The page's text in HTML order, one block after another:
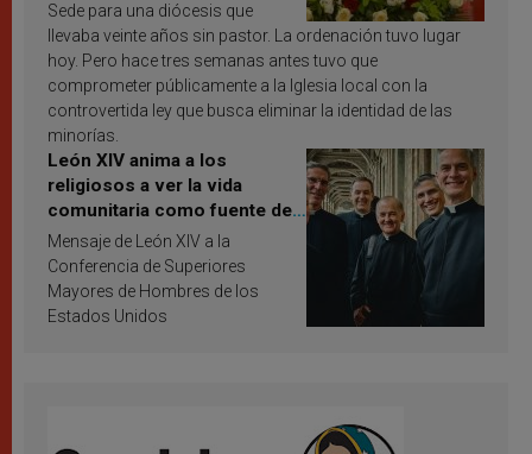
Sede para una diócesis que
llevaba veinte años sin pastor. La ordenación tuvo lugar
hoy. Pero hace tres semanas antes tuvo que
comprometer públicamente a la Iglesia local con la
controvertida ley que busca eliminar la identidad de las
minorías.
León XIV anima a los
religiosos a ver la vida
comunitaria como fuente de
inspiración y santificación
Mensaje de León XIV a la
Conferencia de Superiores
Mayores de Hombres de los
Estados Unidos